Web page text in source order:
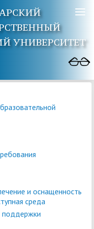
УНИВЕРСИТЕТ
и оснащенность
среда
поддержки